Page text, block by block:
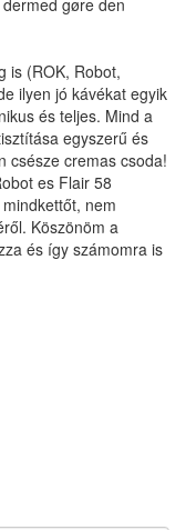
is (ROK, Robot,
ilyen jó kávékat egyik
és teljes. Mind a
egyszerű és
csésze cremas csoda!
es Flair 58
nem
Köszönöm a
és így számomra is